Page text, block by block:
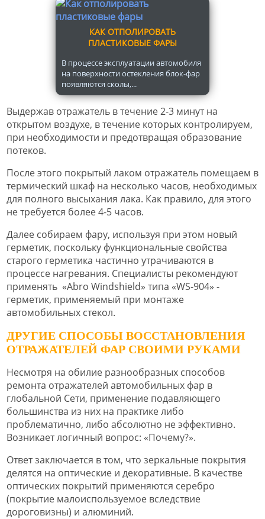
КАК ОТПОЛИРОВАТЬ
ПЛАСТИКОВЫЕ ФАРЫ
В процессе эксплуатации автомобиля
на поверхности остекления блок-фар
появляются сколы,...
Выдержав отражатель в течение 2-3 минут на
открытом воздухе, в течение которых контролируем,
при необходимости и предотвращая образование
потеков.
После этого покрытый лаком отражатель помещаем в
термический шкаф на несколько часов, необходимых
для полного высыхания лака. Как правило, для этого
не требуется более 4-5 часов.
Далее собираем фару, используя при этом новый
герметик, поскольку функциональные свойства
старого герметика частично утрачиваются в
процессе нагревания. Специалисты рекомендуют
применять «Abro Windshield» типа «WS-904» -
герметик, применяемый при монтаже
автомобильных стекол.
ДРУГИЕ СПОСОБЫ ВОССТАНОВЛЕНИЯ
ОТРАЖАТЕЛЕЙ ФАР СВОИМИ РУКАМИ
Несмотря на обилие разнообразных способов
ремонта отражателей автомобильных фар в
глобальной Сети, применение подавляющего
большинства из них на практике либо
проблематично, либо абсолютно не эффективно.
Возникает логичный вопрос: «Почему?».
Ответ заключается в том, что зеркальные покрытия
делятся на оптические и декоративные. В качестве
оптических покрытий применяются серебро
(покрытие малоиспользуемое вследствие
дороговизны) и алюминий.